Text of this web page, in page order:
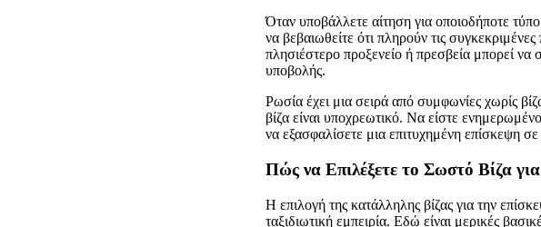
Όταν υποβάλλετε αίτηση για οποιοδήποτε
να βεβαιωθείτε ότι πληρούν τις
πλησιέστερο προξενείο ή πρεσβεία μπορεί
υποβολής.
Ρωσία έχει μια σειρά από συμφωνίες χωρίς
βίζα είναι υποχρεωτικό. Να είστε
να εξασφαλίσετε μια επιτυχημένη επίσκεψη
Πώς να Επιλέξετε το Σωστό Βίζα
Η επιλογή της κατάλληλης βίζας για την
ταξιδιωτική εμπειρία. Εδώ είναι μερικές